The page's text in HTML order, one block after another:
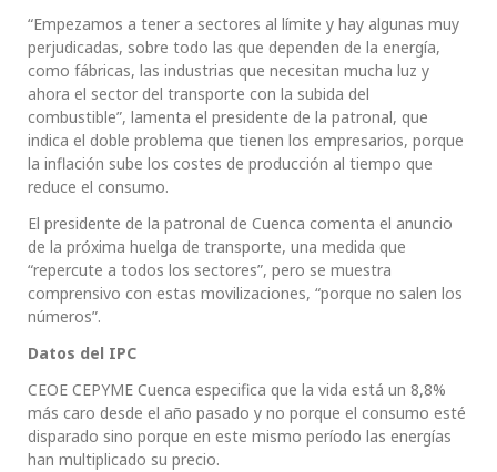
“Empezamos a tener a sectores al límite y hay algunas muy
perjudicadas, sobre todo las que dependen de la energía,
como fábricas, las industrias que necesitan mucha luz y
ahora el sector del transporte con la subida del
combustible”, lamenta el presidente de la patronal, que
indica el doble problema que tienen los empresarios, porque
la inflación sube los costes de producción al tiempo que
reduce el consumo.
El presidente de la patronal de Cuenca comenta el anuncio
de la próxima huelga de transporte, una medida que
“repercute a todos los sectores”, pero se muestra
comprensivo con estas movilizaciones, “porque no salen los
números”.
Datos del IPC
CEOE CEPYME Cuenca especifica que la vida está un 8,8%
más caro desde el año pasado y no porque el consumo esté
disparado sino porque en este mismo período las energías
han multiplicado su precio.